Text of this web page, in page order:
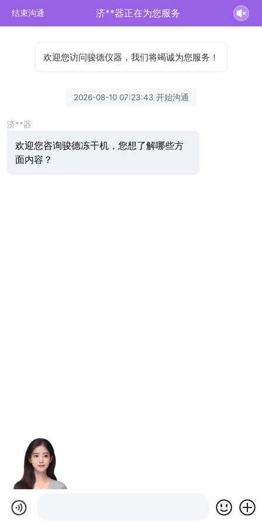
结束沟通 济**器正在为您服务
欢迎您访问骏德仪器，我们将竭诚为您服务！
2026-08-10 07:23:43 开始沟通
济**器
欢迎您咨询骏德冻干机，您想了解哪些方
面内容？